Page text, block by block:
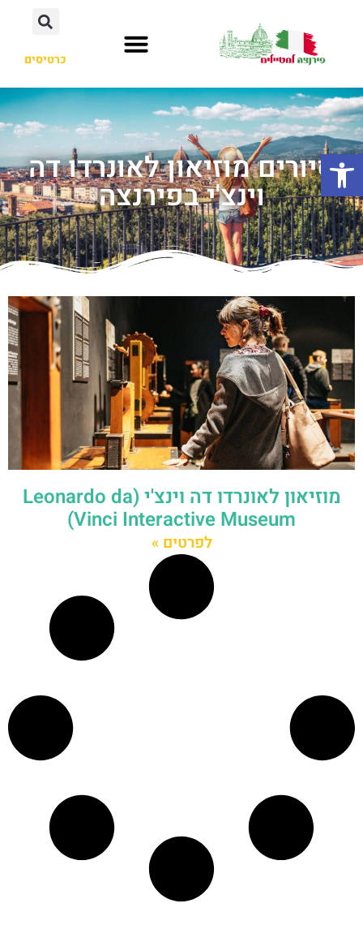
כרטיסים
סיורים מוזיאון לאונרדו דה
וינצ'י בפירנצה
מוזיאון לאונרדו דה וינצ'י (Leonardo da
Vinci Interactive Museum)
לפרטים »
פתח סרגל נגישות